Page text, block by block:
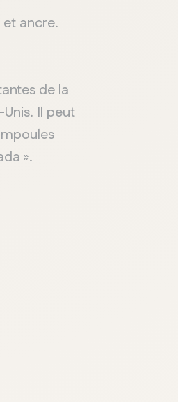
ancre.
de la
Il peut
».